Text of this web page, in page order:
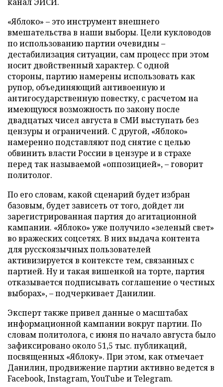
«Яблоко» – это инструмент внешнего
вмешательства в наши выборы. Цели кукловодов
по использованию партии очевидны –
дестабилизация ситуации, сам процесс при этом
носит двойственный характер. С одной
стороны, партию намерены использовать как
рупор, объединяющий антивоенную и
антигосударственную повестку, с расчетом на
имеющуюся возможность по закону после
двадцатых чисел августа в СМИ выступать без
цензуры и ограничений. С другой, «Яблоко»
намеренно подставляют под снятие с целью
обвинить власти России в цензуре и в страхе
перед так называемой «оппозицией», – говорит
политолог.
По его словам, какой сценарий будет избран
базовым, будет зависеть от того, дойдет ли
зарегистрированная партия до агитационной
кампании. «Яблоко» уже получило «зеленый свет»
во вражеских соцсетях. В них выдача контента
для русскоязычных пользователей
активизируется в контексте тем, связанных с
партией. Ну и такая вишенкой на торте, партия
отказывается подписывать соглашение о честных
выборах», – подчеркивает Данилин.
Эксперт также привел данные о масштабах
информационной кампании вокруг партии. По
словам политолога, с июня по начало августа было
зафиксировано около 51,5 тыс. публикаций,
посвященных «Яблоку». При этом, как отмечает
Данилин, продвижение партии активно ведется в
Facebook, Instagram, YouTube и Telegram.